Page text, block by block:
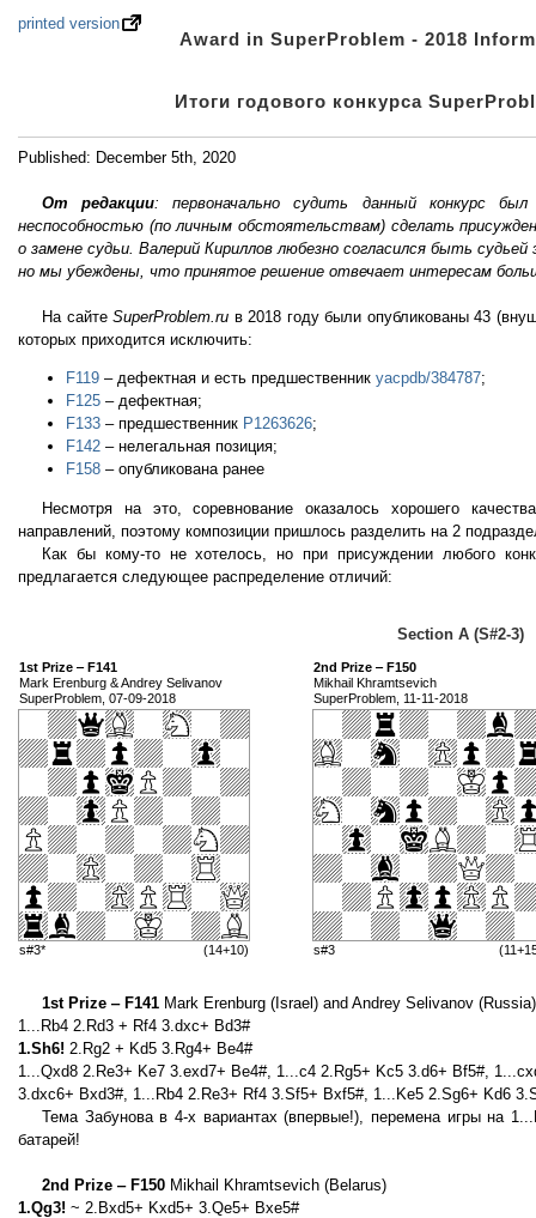
printed version
Award in SuperProblem - 2018
Итоги годового конкурса
Published: December 5th, 2020
От редакции: первоначально судить данный конкурс
неспособностью (по личным обстоятельствам) сделать
о замене судьи. Валерий Кириллов любезно согласился быть
но мы убеждены, что принятое решение отвечает интересам
На сайте SuperProblem.ru в 2018 году были опубликованы 43
которых приходится исключить:
F119 – дефектная и есть предшественник yacpdb/384787;
F125 – дефектная;
F133 – предшественник P1263626;
F142 – нелегальная позиция;
F158 – опубликована ранее
Несмотря на это, соревнование оказалось хорошего
направлений, поэтому композиции пришлось разделить на 2
Как бы кому-то не хотелось, но при присуждении любого
предлагается следующее распределение отличий:
Section A (S#2-3)
1st Prize ‒ F141
Mark Erenburg & Andrey Selivanov
SuperProblem, 07-09-2018
s#3* (14+10)
2nd Prize ‒ F150
Mikhail Khramtsevich
SuperProblem, 11-11-2018
s#3
1st Prize ‒ F141 Mark Erenburg (Israel) and Andrey Selivanov (Russia)
1...Rb4 2.Rd3 + Rf4 3.dxc+ Bd3#
1.Sh6! 2.Rg2 + Kd5 3.Rg4+ Be4#
1...Qxd8 2.Re3+ Ke7 3.exd7+ Be4#, 1...c4 2.Rg5+ Kc5 3.d6+ Bf5#,
3.dxc6+ Bxd3#, 1...Rb4 2.Re3+ Rf4 3.Sf5+ Bxf5#, 1...Ke5 2.Sg6+ Kd6
Тема Забунова в 4-х вариантах (впервые!), перемена игры на
батарей!
2nd Prize ‒ F150 Mikhail Khramtsevich (Belarus)
1.Qg3! ~ 2.Bxd5+ Kxd5+ 3.Qe5+ Bxe5#